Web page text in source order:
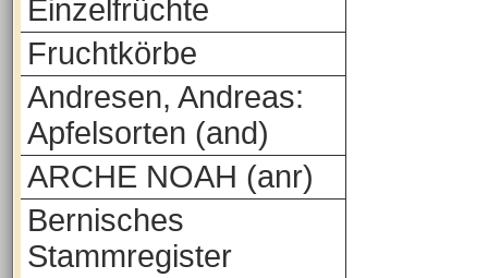
Einzelfrüchte
Fruchtkörbe
Andresen, Andreas:
Apfelsorten (and)
ARCHE NOAH (anr)
Bernisches
Stammregister